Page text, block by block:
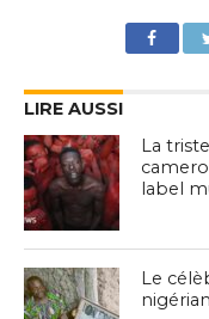
LIRE AUSSI
La
label
Le